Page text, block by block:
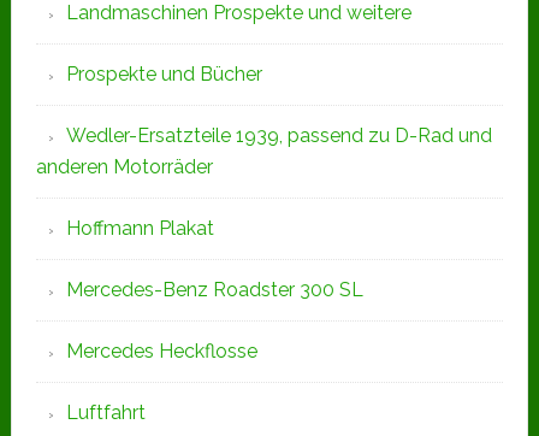
Landmaschinen Prospekte und weitere
Prospekte und Bücher
Wedler-Ersatzteile 1939, passend zu D-Rad und
anderen Motorräder
Hoffmann Plakat
Mercedes-Benz Roadster 300 SL
Mercedes Heckflosse
Luftfahrt